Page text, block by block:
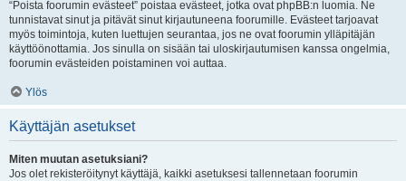
“Poista foorumin evästeet” poistaa evästeet, jotka ovat phpBB:n luomia. Ne
tunnistavat sinut ja pitävät sinut kirjautuneena foorumille. Evästeet tarjoavat
myös toimintoja, kuten luettujen seurantaa, jos ne ovat foorumin ylläpitäjän
käyttöönottamia. Jos sinulla on sisään tai uloskirjautumisen kanssa ongelmia,
foorumin evästeiden poistaminen voi auttaa.
Ylös
Käyttäjän asetukset
Miten muutan asetuksiani?
Jos olet rekisteröitynyt käyttäjä, kaikki asetuksesi tallennetaan foorumin